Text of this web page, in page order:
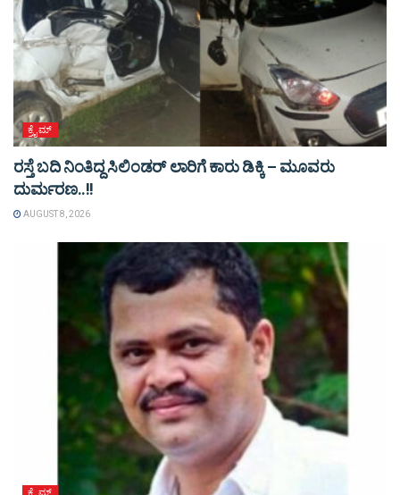
ಕ್ರೈಮ್
ರಸ್ತೆ ಬದಿ ನಿಂತಿದ್ದ ಸಿಲಿಂಡರ್ ಲಾರಿಗೆ ಕಾರು ಡಿಕ್ಕಿ – ಮೂವರು
ದುರ್ಮರಣ..!!
AUGUST 8, 2026